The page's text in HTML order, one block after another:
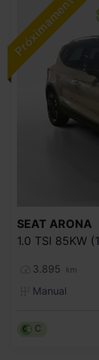
SEAT ARONA
3.895 km
Manual
C